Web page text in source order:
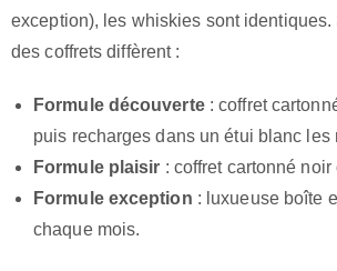
exception), les whiskies sont
des coffrets diffèrent :
Formule découverte: coffret
puis recharges dans un étui blanc les
Formule plaisir : coffret cartonné
Formule exception : luxueuse boîte
chaque mois.